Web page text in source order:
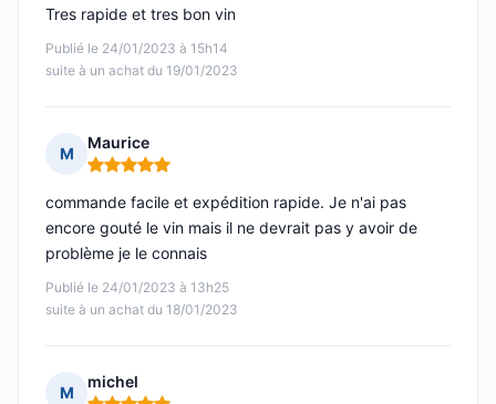
Publié le 24/01/2023 à 15h14
suite à un achat du 19/01/2023
Tres rapide et tres bon vin
M
Maurice
Note : 5 sur 5
Publié le 24/01/2023 à 13h25
suite à un achat du 18/01/2023
commande facile et expédition rapide. Je n'ai pas
encore gouté le vin mais il ne devrait pas y avoir de
problème je le connais
M
michel